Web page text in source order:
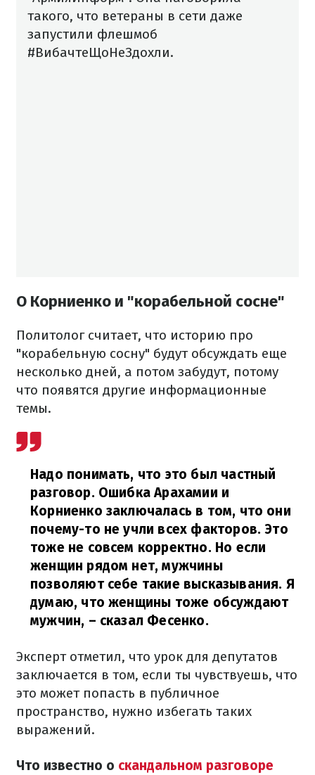
такого, что ветераны в сети даже
запустили флешмоб
#ВибачтеЩоНеЗдохли.
О Корниенко и "корабельной сосне"
Политолог считает, что историю про
"корабельную сосну" будут обсуждать еще
несколько дней, а потом забудут, потому
что появятся другие информационные
темы.
Надо понимать, что это был частный
разговор. Ошибка Арахамии и
Корниенко заключалась в том, что они
почему-то не учли всех факторов. Это
тоже не совсем корректно. Но если
женщин рядом нет, мужчины
позволяют себе такие высказывания. Я
думаю, что женщины тоже обсуждают
мужчин, – сказал Фесенко.
Эксперт отметил, что урок для депутатов
заключается в том, если ты чувствуешь, что
это может попасть в публичное
пространство, нужно избегать таких
выражений.
Что известно о скандальном разговоре